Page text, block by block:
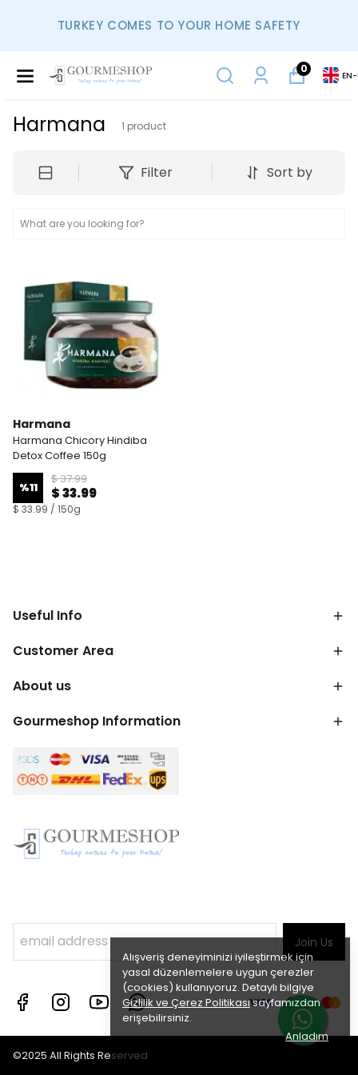
TURKEY COMES TO YOUR HOME SAFETY
0
EN-
Alışveriş deneyiminizi iyileştirmek için
yasal düzenlemelere uygun çerezler
(cookies) kullanıyoruz. Detaylı bilgiye
Gizlilik ve Çerez Politikasısayfamızdan
erişebilirsiniz.
Anladım
Harmana 1 product
Filter Sort by
Harmana
Harmana Chicory Hindiba
Detox Coffee 150g
%11
$ 37.99
$ 33.99
$ 33.99 / 150g
Useful Info
Customer Area
About us
Gourmeshop Information
Join Us
©2025 All Rights Reserved